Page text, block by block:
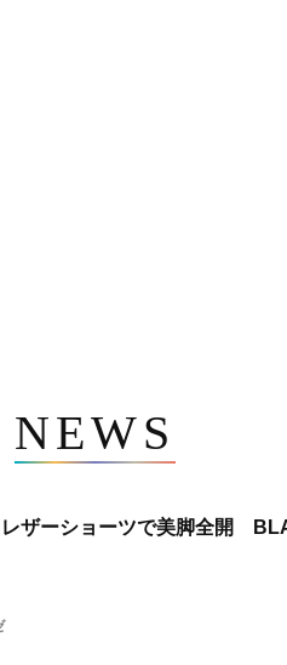
NEWS
レザーショーツで美脚全開